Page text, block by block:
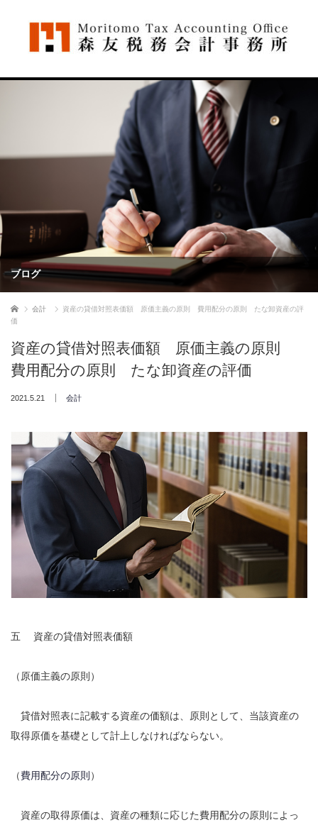
ブログ
ホーム 会計
資産の貸借対照表価額 原価主義の原則 費用配分の原則 たな卸資産の評
価
資産の貸借対照表価額 原価主義の原則
費用配分の原則 たな卸資産の評価
2021.5.21 会計
五 資産の貸借対照表価額
（原価主義の原則）
貸借対照表に記載する資産の価額は、原則として、当該資産の
取得原価を基礎として計上しなければならない。
（費用配分の原則 ）
資産の取得原価は、資産の種類に応じた費用配分の原則によっ